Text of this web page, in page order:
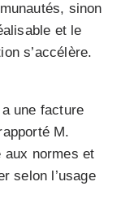
sinon
et le
s’accélère.
une facture
M.
aux normes et
selon l’usage